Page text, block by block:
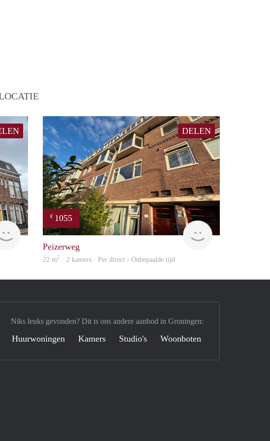
GrunoVerhuur
DELEN
€ 1055
GrunoVerhuur
Peizerweg
22 m2 · 2 kamers · Per direct - Onbepaalde tijd
Niks leuks gevonden? Dit is ons andere aanbod in Groningen:
Huurwoningen Kamers Studio's Woonboten